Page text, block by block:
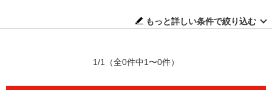
もっと詳しい条件で絞り込む
1/1 （全0件中1〜0件）